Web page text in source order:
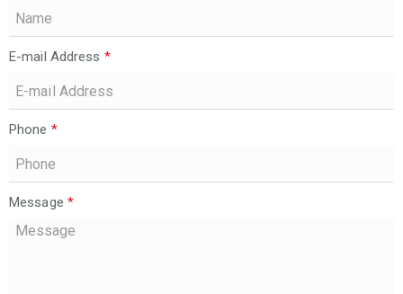
E-mail Address *
Phone *
Message *